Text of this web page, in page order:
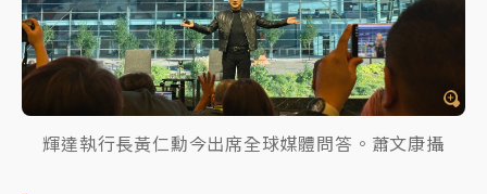
輝達執行長黃仁勳今出席全球媒體問答。蕭文康攝